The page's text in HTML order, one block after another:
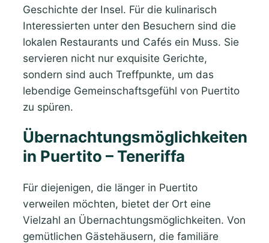
Geschichte der Insel. Für die kulinarisch
Interessierten unter den Besuchern sind die
lokalen Restaurants und Cafés ein Muss. Sie
servieren nicht nur exquisite Gerichte,
sondern sind auch Treffpunkte, um das
lebendige Gemeinschaftsgefühl von Puertito
zu spüren.
Übernachtungsmöglichkeiten
in Puertito – Teneriffa
Für diejenigen, die länger in Puertito
verweilen möchten, bietet der Ort eine
Vielzahl an Übernachtungsmöglichkeiten. Von
gemütlichen Gästehäusern, die familiäre